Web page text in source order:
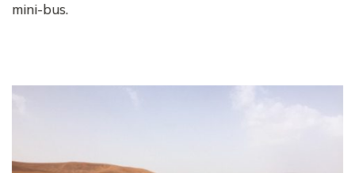
mini-bus.